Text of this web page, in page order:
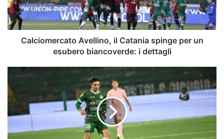
un
esubero
biancoverde:
Calciomercato Avellino, il Catania spinge per un
esubero biancoverde: i dettagli
insieme:
gli
highlights
sua